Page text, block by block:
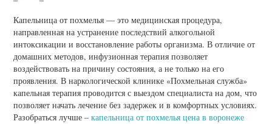
Капельница от похмелья — это медицинская процедура,
направленная на устранение последствий алкогольной
интоксикации и восстановление работы организма. В отличие от
домашних методов, инфузионная терапия позволяет
воздействовать на причину состояния, а не только на его
проявления. В наркологической клинике «Похмельная служба»
капельная терапия проводится с выездом специалиста на дом, что
позволяет начать лечение без задержек и в комфортных условиях.
Разобраться лучше –капельница от похмелья цена в воронеже